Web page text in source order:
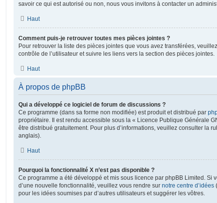
savoir ce qui est autorisé ou non, nous vous invitons à contacter un
Haut
Comment puis-je retrouver toutes mes pièces jointes ?
Pour retrouver la liste des pièces jointes que vous avez transférées,
contrôle de l’utilisateur et suivre les liens vers la section des pièces jointes.
Haut
À propos de phpBB
Qui a développé ce logiciel de forum de discussions ?
Ce programme (dans sa forme non modifiée) est produit et distribué par
propriétaire. Il est rendu accessible sous la « Licence Publique Générale
être distribué gratuitement. Pour plus d’informations, veuillez consulter la
anglais).
Haut
Pourquoi la fonctionnalité X n’est pas disponible ?
Ce programme a été développé et mis sous licence par phpBB Limited. Si
d’une nouvelle fonctionnalité, veuillez vous rendre sur notre centre d’idées
pour les idées soumises par d’autres utilisateurs et suggérer les vôtres.